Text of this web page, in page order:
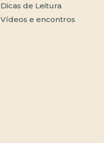
Dicas de Leitura
Vídeos e encontros